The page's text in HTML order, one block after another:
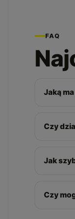
FAQ
Jaką
Czy
Jak
Czy